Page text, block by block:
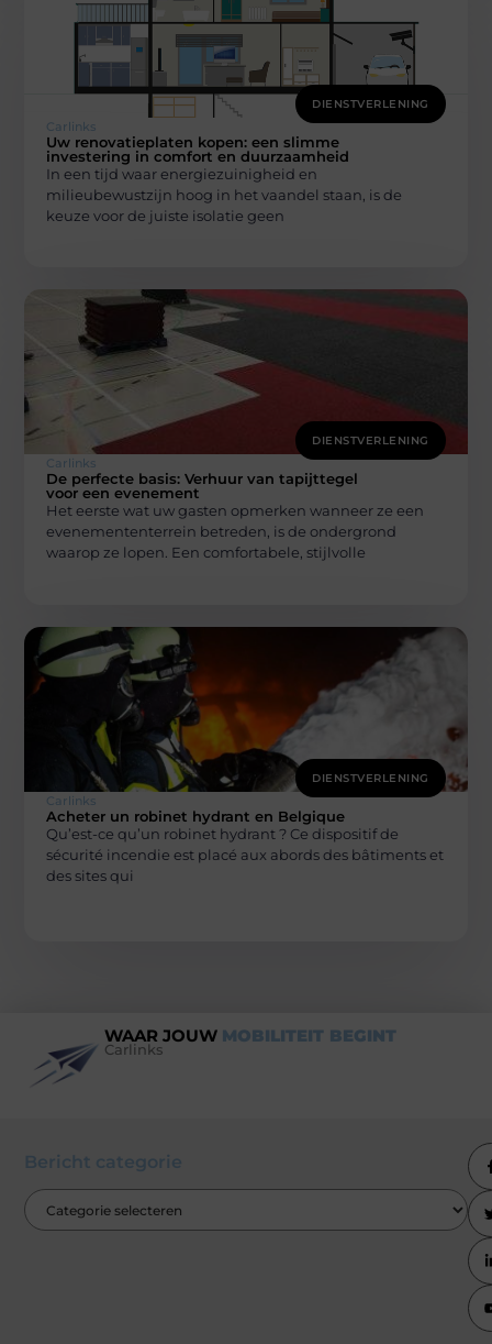
DIENSTVERLENING
Carlinks
Uw renovatieplaten kopen: een slimme
investering in comfort en duurzaamheid
In een tijd waar energiezuinigheid en
milieubewustzijn hoog in het vaandel staan, is de
keuze voor de juiste isolatie geen
DIENSTVERLENING
Carlinks
De perfecte basis: Verhuur van tapijttegel
voor een evenement
Het eerste wat uw gasten opmerken wanneer ze een
evenemententerrein betreden, is de ondergrond
waarop ze lopen. Een comfortabele, stijlvolle
DIENSTVERLENING
Carlinks
Acheter un robinet hydrant en Belgique
Qu’est-ce qu’un robinet hydrant ? Ce dispositif de
sécurité incendie est placé aux abords des bâtiments et
des sites qui
WAAR JOUW MOBILITEIT BEGINT
Carlinks
Bericht categorie